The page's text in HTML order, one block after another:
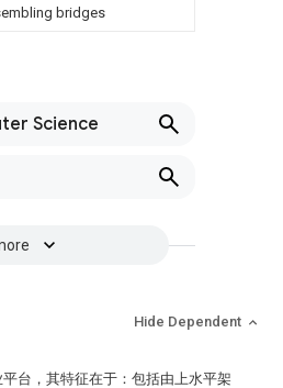
bridges
Science
Hide Dependent
台，其特征在于：包括由上水平架